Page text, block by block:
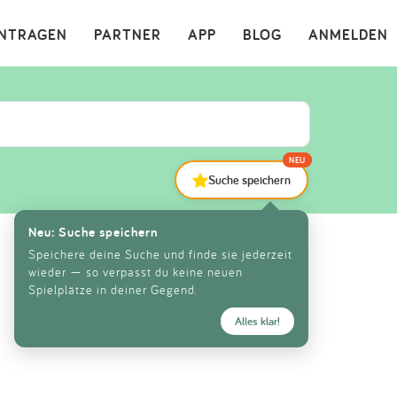
ANMELDEN
BLOG
APP
PARTNER ×
Suche speichern
NEU
Neu: Suche speichern
Speichere deine Suche und finde sie jederzeit
wieder — so verpasst du keine neuen
Spielplätze in deiner Gegend.
Alles klar!